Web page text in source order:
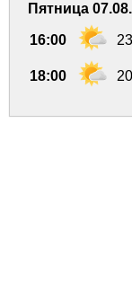
Пятница
16:00
18:00